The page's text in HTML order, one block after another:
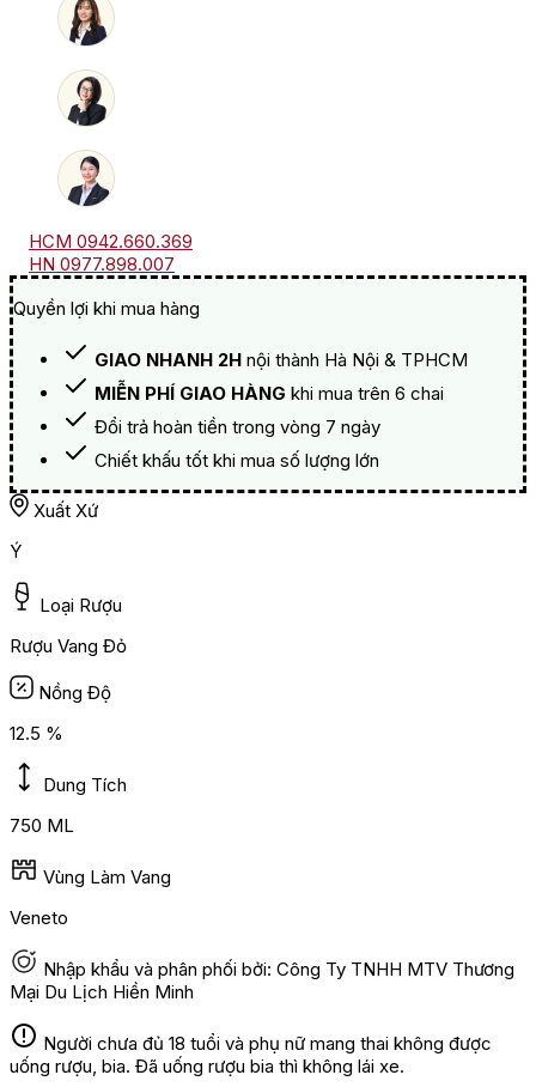
HCM 0942.660.369
HN 0977.898.007
Quyền lợi khi mua hàng
GIAO NHANH 2H nội thành Hà Nội & TPHCM
MIỄN PHÍ GIAO HÀNG khi mua trên 6 chai
Đổi trả hoàn tiền trong vòng 7 ngày
Chiết khấu tốt khi mua số lượng lớn
Xuất Xứ
Ý
Loại Rượu
Rượu Vang Đỏ
Nồng Độ
12.5 %
Dung Tích
750 ML
Vùng Làm Vang
Veneto
Nhập khẩu và phân phối bởi: Công Ty TNHH MTV Thương
Mại Du Lịch Hiền Minh
Người chưa đủ 18 tuổi và phụ nữ mang thai không được
uống rượu, bia. Đã uống rượu bia thì không lái xe.